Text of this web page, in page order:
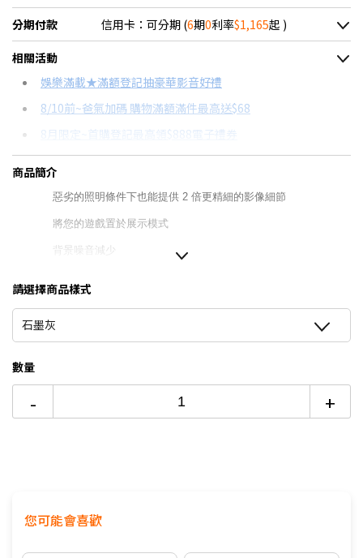
分期付款 信用卡：可分期 (6期0利率$1,165起 )
＊實際可分期數、適用利率，請以購物車顯示為主
信用卡分期
分期數
6期 0利率
12期
每期金額 配合銀行/業者
相關活動
娛樂滿載★滿額登記抽豪華影音好禮
8/10前~爸氣加碼 購物滿額滿件最高送$68
8月限定~首購登記最高領$888電子禮券
台灣大哥大Open Possible聯名卡滿額最高回饋25%
商品簡介
惡劣的照明條件下也能提供 2 倍更精細的影像細節
將您的遊戲置於展示模式
背景噪音減少
使用進階控制方式進行自訂
1年有限硬體保固
請選擇商品樣式
石墨灰
數量
- +
您可能會喜歡